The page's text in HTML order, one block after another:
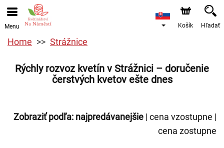
Menu Košík Hľadať
Home Strážnice
Rýchly rozvoz kvetín v Strážnici – doručenie
čerstvých kvetov ešte dnes
Zobraziť podľa: najpredávanejšie | cena vzostupne |
cena zostupne